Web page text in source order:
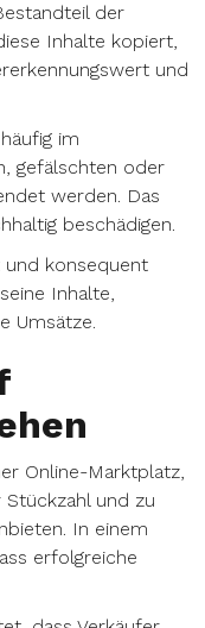
der
Inhalte kopiert,
und
im
gefälschten oder
werden. Das
beschädigen.
und konsequent
Inhalte,
Umsätze.
Online-Marktplatz,
und zu
In einem
erfolgreiche